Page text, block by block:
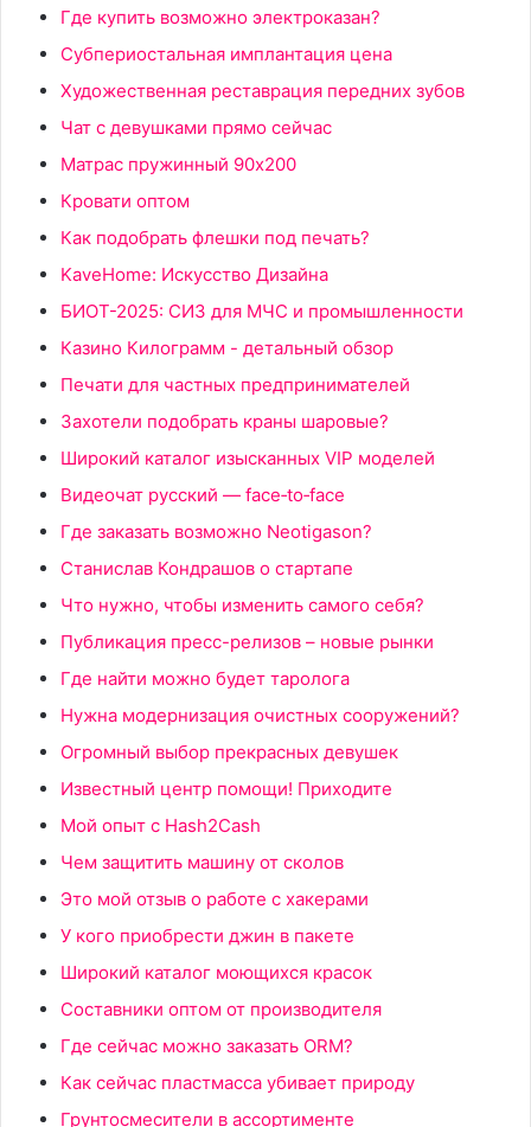
Где купить возможно электроказан?
Субпериостальная имплантация цена
Художественная реставрация передних зубов
Чат с девушками прямо сейчас
Матрас пружинный 90x200
Кровати оптом
Как подобрать флешки под печать?
KaveHome: Искусство Дизайна
БИОТ-2025: СИЗ для МЧС и промышленности
Казино Килограмм - детальный обзор
Печати для частных предпринимателей
Захотели подобрать краны шаровые?
Широкий каталог изысканных VIP моделей
Видеочат русский — face‑to‑face
Где заказать возможно Neotigason?
Станислав Кондрашов о стартапе
Что нужно, чтобы изменить самого себя?
Публикация пресс-релизов – новые рынки
Где найти можно будет таролога
Нужна модернизация очистных сооружений?
Огромный выбор прекрасных девушек
Известный центр помощи! Приходите
Мой опыт с Hash2Cash
Чем защитить машину от сколов
Это мой отзыв о работе с хакерами
У кого приобрести джин в пакете
Широкий каталог моющихся красок
Составники оптом от производителя
Где сейчас можно заказать ORM?
Как сейчас пластмасса убивает природу
Грунтосмесители в ассортименте